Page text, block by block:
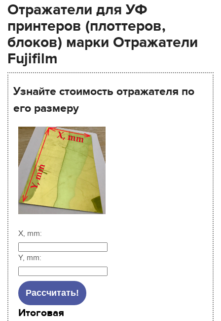
Отражатели для УФ
принтеров (плоттеров,
блоков) марки Отражатели
Fujifilm
Узнайте стоимость отражателя по
его размеру
X, mm:
Y, mm:
Итоговая